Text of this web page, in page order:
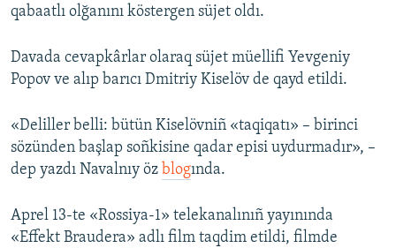
RFE/RS bütün saytları
qabaatlı olğanını köstergen süjet oldı.
Davada cevapkârlar olaraq süjet müellifi Yevgeniy
Popov ve alıp barıcı Dmitriy Kiselöv de qayd etildi.
«Deliller belli: bütün Kiselövniñ «taqiqatı» – birinci
sözünden başlap soñkisine qadar episi uydurmadır», –
dep yazdı Navalnıy öz blogında.
Aprel 13-te «Rossiya-1» telekanalınıñ yayınında
«Effekt Braudera» adlı film taqdim etildi, filmde